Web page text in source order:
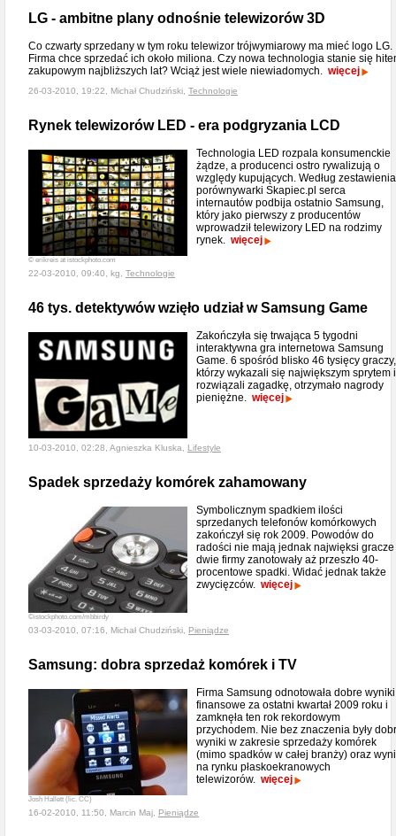
LG - ambitne plany odnośnie telewizorów 3D
Co czwarty sprzedany w tym roku telewizor trójwymiarowy ma mieć logo LG.
Firma chce sprzedać ich około miliona. Czy nowa technologia stanie się
zakupowym najbliższych lat? Wciąż jest wiele niewiadomych. więcej
26-03-2010, 19:22, Michał Chudziński, Technologie
Rynek telewizorów LED - era podgryzania LCD
© erikreis at istockphoto.com
Technologia LED rozpala konsumenckie
żądze, a producenci ostro rywalizują o
względy kupujących. Według zestawienia
porównywarki Skapiec.pl serca
internautów podbija ostatnio Samsung,
który jako pierwszy z producentów
wprowadził telewizory LED na rodzimy
rynek. więcej
22-03-2010, 09:40, kg, Technologie
46 tys. detektywów wzięło udział w Samsung Game
Zakończyła się trwająca 5 tygodni
interaktywna gra internetowa Samsung
Game. 6 spośród blisko 46 tysięcy graczy,
którzy wykazali się największym sprytem i
rozwiązali zagadkę, otrzymało nagrody
pieniężne. więcej
10-03-2010, 02:28, Agnieszka Kluska, Lifestyle
Spadek sprzedaży komórek zahamowany
©istockphoto.com/mbbirdy
Symbolicznym spadkiem ilości
sprzedanych telefonów komórkowych
zakończył się rok 2009. Powodów do
radości nie mają jednak najwięksi gracze
dwie firmy zanotowały aż przeszło 40-
procentowe spadki. Widać jednak także
zwycięzców. więcej
03-03-2010, 07:16, Michał Chudziński, Pieniądze
Samsung: dobra sprzedaż komórek i TV
Josh Hallett (lic. CC)
Firma Samsung odnotowała dobre wyniki
finansowe za ostatni kwartał 2009 roku i
zamknęła ten rok rekordowym
przychodem. Nie bez znaczenia były
wyniki w zakresie sprzedaży komórek
(mimo spadków w całej branży) oraz
na rynku płaskoekranowych
telewizorów. więcej
16-02-2010, 11:50, Marcin Maj, Pieniądze